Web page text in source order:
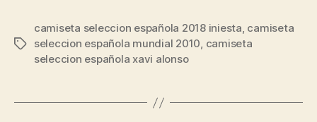
Etiquetas
camiseta seleccion española 2018 iniesta, camiseta
seleccion española mundial 2010, camiseta
seleccion española xavi alonso